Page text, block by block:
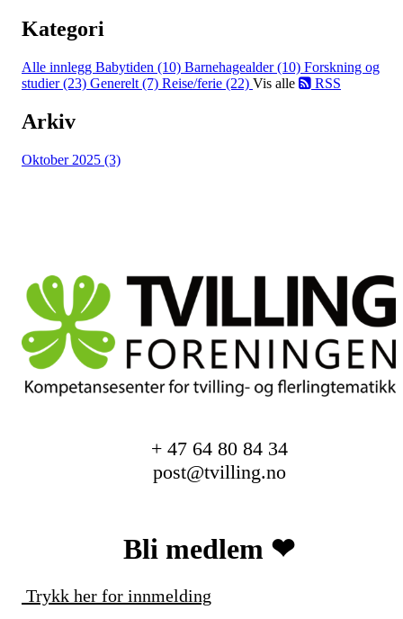
Kategori
Alle innlegg Babytiden (10) Barnehagealder (10) Forskning og
studier (23) Generelt (7) Reise/ferie (22) Vis alle RSS
Arkiv
Oktober 2025 (3)
+ 47 64 80 84 34
post@tvilling.no
Bli medlem ❤︎
Trykk her for innmelding